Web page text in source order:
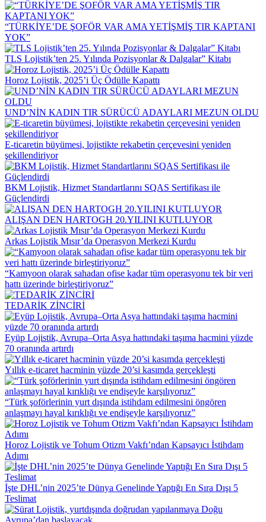
“TÜRKİYE’DE ŞOFÖR VAR AMA YETİŞMİŞ TIR KAPTANI
YOK”
TLS Lojistik’ten 25. Yılında Pozisyonlar & Dalgalar” Kitabı
Horoz Lojistik, 2025’i Üç Ödülle Kapattı
UND’NİN KADIN TIR SÜRÜCÜ ADAYLARI MEZUN OLDU
E-ticaretin büyümesi, lojistikte rekabetin çerçevesini yeniden
şekillendiriyor
BKM Lojistik, Hizmet Standartlarını SQAS Sertifikası ile
Güçlendirdi
ALIŞAN DEN HARTOGH 20.YILINI KUTLUYOR
Arkas Lojistik Mısır’da Operasyon Merkezi Kurdu
“Kamyoon olarak sahadan ofise kadar tüm operasyonu tek bir veri
hattı üzerinde birleştiriyoruz”
TEDARİK ZİNCİRİ
Eyüp Lojistik, Avrupa–Orta Asya hattındaki taşıma hacmini yüzde
70 oranında artırdı
Yıllık e-ticaret hacminin yüzde 20’si kasımda gerçekleşti
“Türk şoförlerinin yurt dışında istihdam edilmesini öngören
anlaşmayı hayal kırıklığı ve endişeyle karşılıyoruz”
Horoz Lojistik ve Tohum Otizm Vakfı’ndan Kapsayıcı İstihdam
Adımı
İşte DHL’nin 2025’te Dünya Genelinde Yaptığı En Sıra Dışı 5
Teslimat